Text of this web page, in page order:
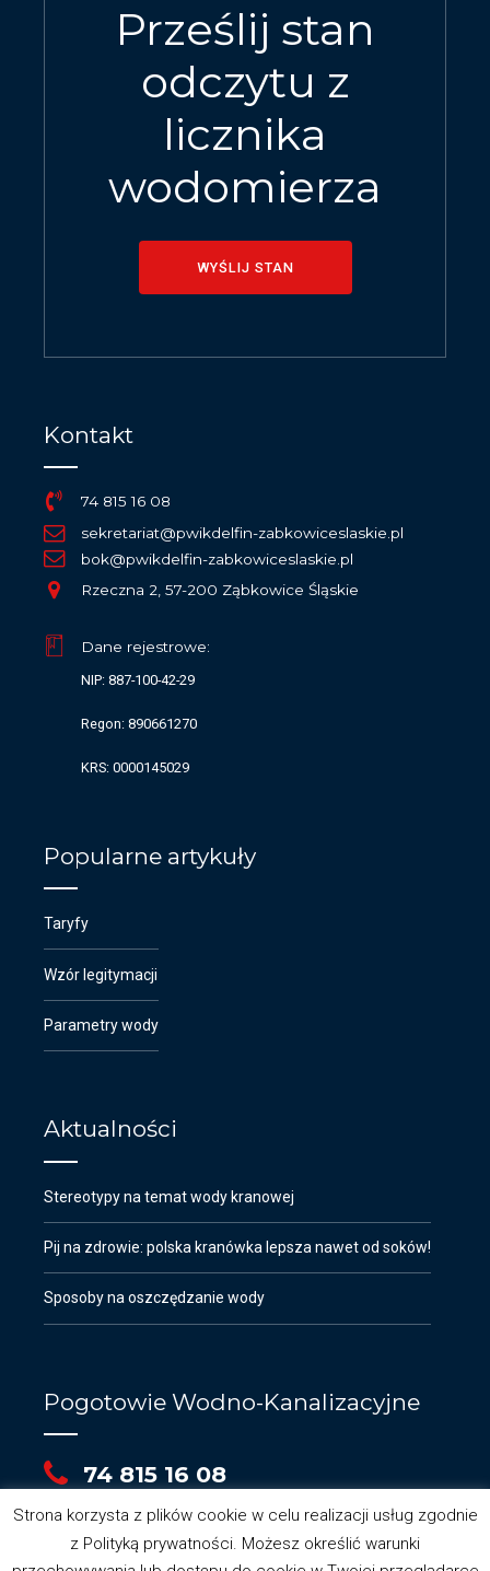
Prześlij stan
odczytu z
licznika
wodomierza
WYŚLIJ STAN
Kontakt
74 815 16 08
sekretariat@pwikdelfin-zabkowiceslaskie.pl
bok@pwikdelfin-zabkowiceslaskie.pl
Rzeczna 2, 57-200 Ząbkowice Śląskie
Dane rejestrowe:
NIP: 887-100-42-29
Regon: 890661270
KRS: 0000145029
Popularne artykuły
Taryfy
Wzór legitymacji
Parametry wody
Aktualności
Stereotypy na temat wody kranowej
Pij na zdrowie: polska kranówka lepsza nawet od soków!
Sposoby na oszczędzanie wody
Pogotowie Wodno-Kanalizacyjne
74 815 16 08
Strona korzysta z plików cookie w celu realizacji usług zgodnie
z Polityką prywatności. Możesz określić warunki